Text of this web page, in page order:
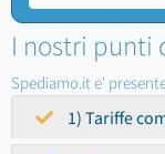
I nostri punti
Spediamo.it e'
1) Tariffe